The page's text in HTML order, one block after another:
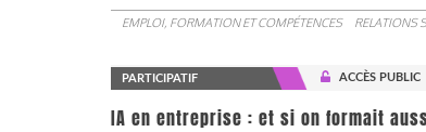
EMPLOI, FORMATION ET COMPÉTENCES RELATIONS
PARTICIPATIF ACCÈS PUBLIC
IA en entreprise : et si on formait